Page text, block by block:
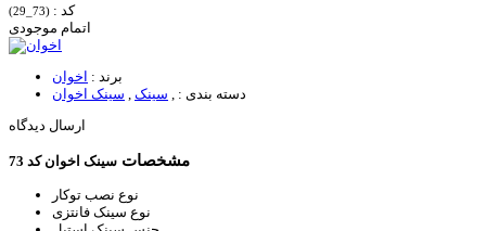
کد : (73_29)
اتمام موجودی
برند : اخوان
دسته بندی :
سینک
سینک اخوان
ارسال دیدگاه
مشخصات سینک اخوان کد 73
نوع نصب توکار
نوع سینک فانتزی